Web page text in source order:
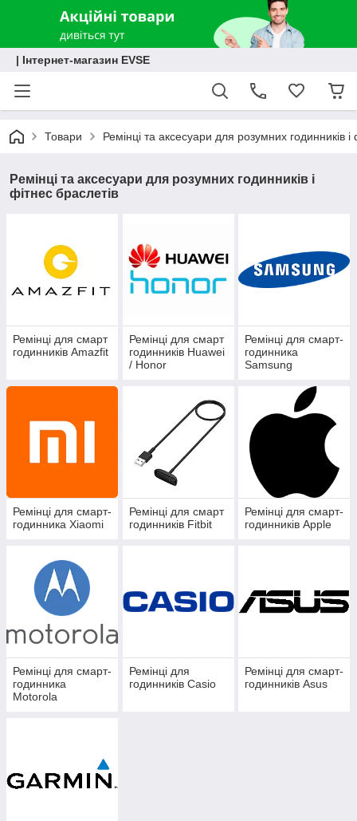
| Інтернет-магазин EVSE
Товари Ремінці та аксесуари для розумних годинників і
Ремінці та аксесуари для розумних годинників і
фітнес браслетів
Ремінці для смарт
годинників Amazfit
Ремінці для смарт
годинників Huawei
/ Honor
Ремінці для смарт-
годинника
Samsung
Ремінці для смарт-
годинника Xiaomi
Ремінці для смарт
годинників Fitbit
Ремінці для смарт-
годинників Apple
Ремінці для смарт-
годинника
Motorola
Ремінці для
годинників Casio
Ремінці для смарт-
годинників Asus